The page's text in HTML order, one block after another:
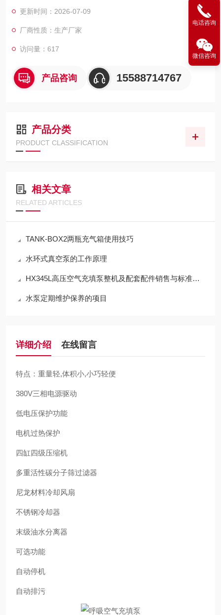
更新时间：2026-07-09
厂商性质：生产厂家
访问量：617
产品咨询 15588714767
产品分类
PRODUCT CLASSIFICATION
相关文章
RELATED ARTICLES
TANK-BOX2两瓶充气箱使用技巧
水环式真空泵的工作原理
HX345L高压空气充填泵整机及配套配件销售与标准化应用技术解析
水泵定期维护保养的项目
详细介绍 在线留言
特点：重量轻,体积小,小巧轻便
380V三相电源驱动
低电压保护功能
电机过热保护
四缸四级压缩机
多重活性碳分子筛过滤器
尼龙材料冷却风扇
不锈钢冷却器
末级油水分离器
可选功能
自动停机
自动排污
电话咨询
微信咨询